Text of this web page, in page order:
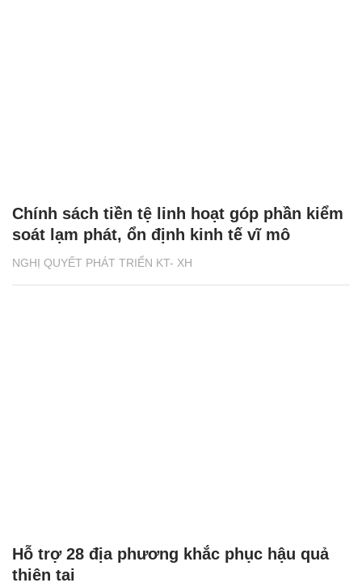
NGHỊ QUYẾT PHÁT TRIỂN KT- XH
Chính sách tiền tệ linh hoạt góp phần kiểm
soát lạm phát, ổn định kinh tế vĩ mô
Hỗ trợ 28 địa phương khắc phục hậu quả
thiên tai